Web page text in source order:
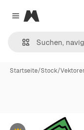
Close menu
Magnific
Startseite/Stock/